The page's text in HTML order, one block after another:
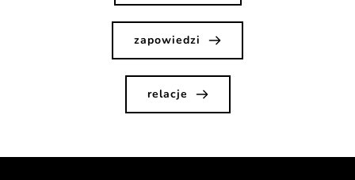
zapowiedzi
relacje